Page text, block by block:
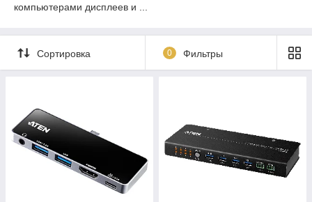
компьютерами дисплеев и ...
Сортировка 0 Фильтры